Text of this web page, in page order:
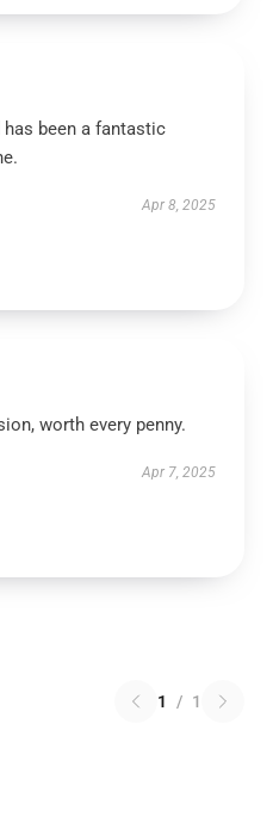
been a fantastic
Apr 8, 2025
worth every penny.
Apr 7, 2025
1 / 1